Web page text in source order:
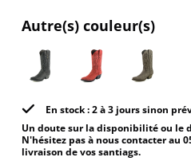
Autre(s) couleur(s)
En stock : 2 à 3 jours sinon
Un doute sur la disponibilité ou le
N'hésitez pas à nous contacter au
livraison de vos santiags.